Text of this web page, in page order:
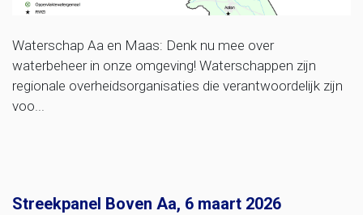
Waterschap Aa en Maas: Denk nu mee over
waterbeheer in onze omgeving! Waterschappen zijn
regionale overheidsorganisaties die verantwoordelijk zijn
voo...
Streekpanel Boven Aa, 6 maart 2026